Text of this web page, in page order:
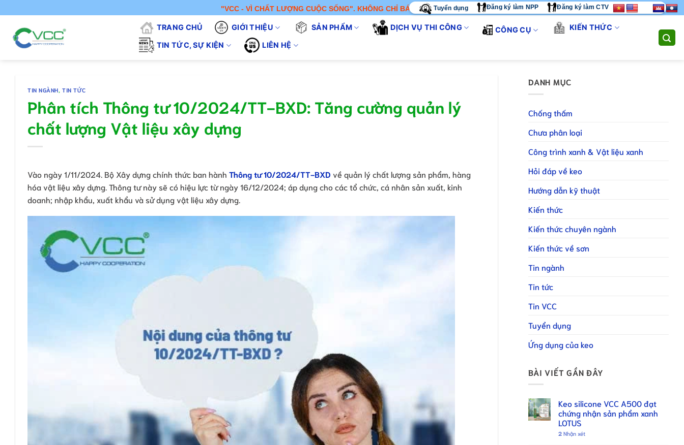
đến
dung
"VCC - VÌ CHẤT LƯỢNG CUỘC SỐNG". KHÔNG CHỈ BÁN SẢN PHẨM - CHÚNG TÔI CUNG CẤP GIẢI PHÁP THI CÔNG TOÀN DIỆN. LIÊN HỆ
Tuyển dụng Đăng ký làm NPP Đăng ký làm CTV
TRANG CHỦ GIỚI THIỆU SẢN PHẨM DỊCH VỤ THI CÔNG CÔNG CỤ KIẾN THỨC
TIN TỨC, SỰ KIỆN LIÊN HỆ
TIN NGÀNH,TIN TỨC
Phân tích Thông tư 10/2024/TT-BXD: Tăng cường quản lý
chất lượng Vật liệu xây dựng
Vào ngày 1/11/2024. Bộ Xây dựng chính thức ban hành Thông tư 10/2024/TT-BXD về quản lý chất lượng sản phẩm, hàng
hóa vật liệu xây dựng. Thông tư này sẽ có hiệu lực từ ngày 16/12/2024; áp dụng cho các tổ chức, cá nhân sản xuất, kinh
doanh; nhập khẩu, xuất khẩu và sử dụng vật liệu xây dựng.
DANH MỤC
Chống thấm
Chưa phân loại
Công trình xanh & Vật liệu xanh
Hỏi đáp về keo
Hướng dẫn kỹ thuật
Kiến thức
Kiến thức chuyên ngành
Kiến thức về sơn
Tin ngành
Tin tức
Tin VCC
Tuyển dụng
Ứng dụng của keo
BÀI VIẾT GẦN ĐÂY
Keo silicone VCC A500 đạt
chứng nhận sản phẩm xanh
LOTUS
2 Nhận xét